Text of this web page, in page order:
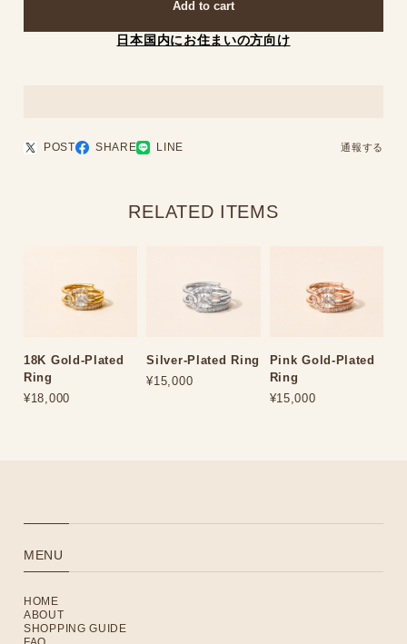
Add to cart
日本国内にお住まいの方向け
POST SHARE LINE 通報する
RELATED ITEMS
18K Gold-Plated
Ring
¥18,000
Silver-Plated Ring
¥15,000
Pink Gold-Plated
Ring
¥15,000
MENU
HOME
ABOUT
SHOPPING GUIDE